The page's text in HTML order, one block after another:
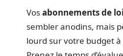
Vosabonnements de
sembler anodins, mais
lourd sur votre budget